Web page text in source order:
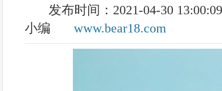
发布时间：2021-04-30 13:00:09
小编
www.bear18.com